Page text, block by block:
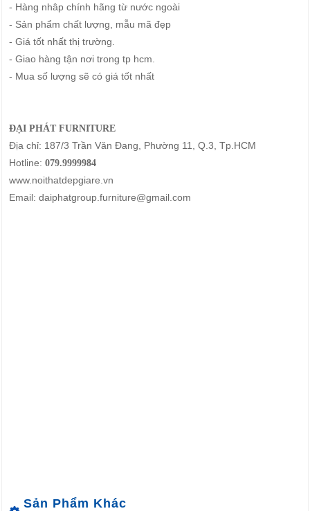
- Hàng nhâp chính hãng từ nước ngoài
- Sản phẩm chất lượng, mẫu mã đẹp
- Giá tốt nhất thị trường.
- Giao hàng tận nơi trong tp hcm.
- Mua số lượng sẽ có giá tốt nhất
ĐẠI PHÁT FURNITURE
Địa chỉ: 187/3 Trần Văn Đang, Phường 11, Q.3, Tp.HCM
Hotline:079.9999984
www.noithatdepgiare.vn
Email: daiphatgroup.furniture@gmail.com